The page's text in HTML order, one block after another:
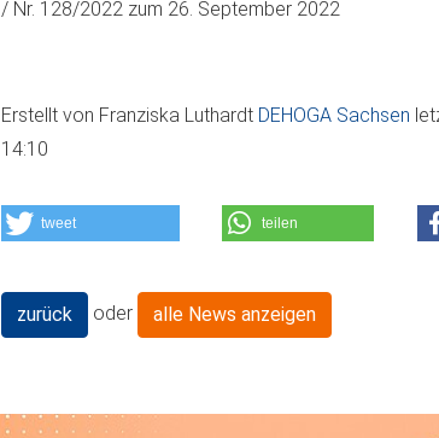
/ Nr. 128/2022 zum 26. September 2022
Erstellt von Franziska Luthardt DEHOGA Sachsen
14:10
tweet teilen
zurück oder alle News anzeigen